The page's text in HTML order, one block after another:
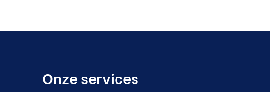
Onze services